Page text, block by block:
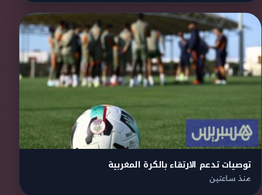
توصيات تدعم الارتقاء بالكرة المغربية
منذ ساعتين